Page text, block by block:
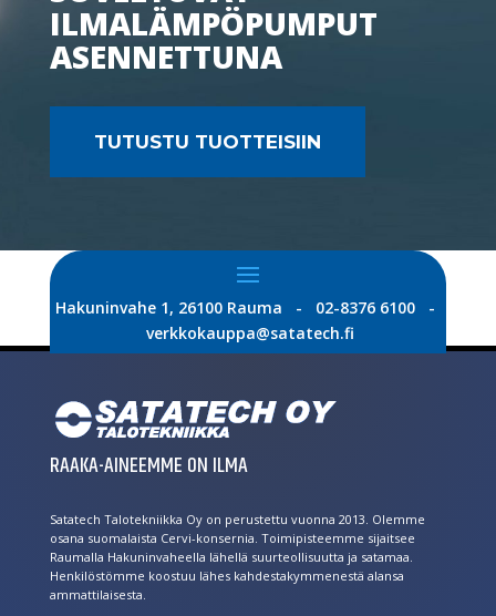
ILMALÄMPÖPUMPUT
ASENNETTUNA
TUTUSTU TUOTTEISIIN
Hakuninvahe 1, 26100 Rauma - 02-8376 6100 -
verkkokauppa@satatech.fi
RAAKA-AINEEMME ON ILMA
Satatech Talotekniikka Oy on perustettu vuonna 2013. Olemme
osana suomalaista Cervi-konsernia. Toimipisteemme sijaitsee
Raumalla Hakuninvaheella lähellä suurteollisuutta ja satamaa.
Henkilöstömme koostuu lähes kahdestakymmenestä alansa
ammattilaisesta.